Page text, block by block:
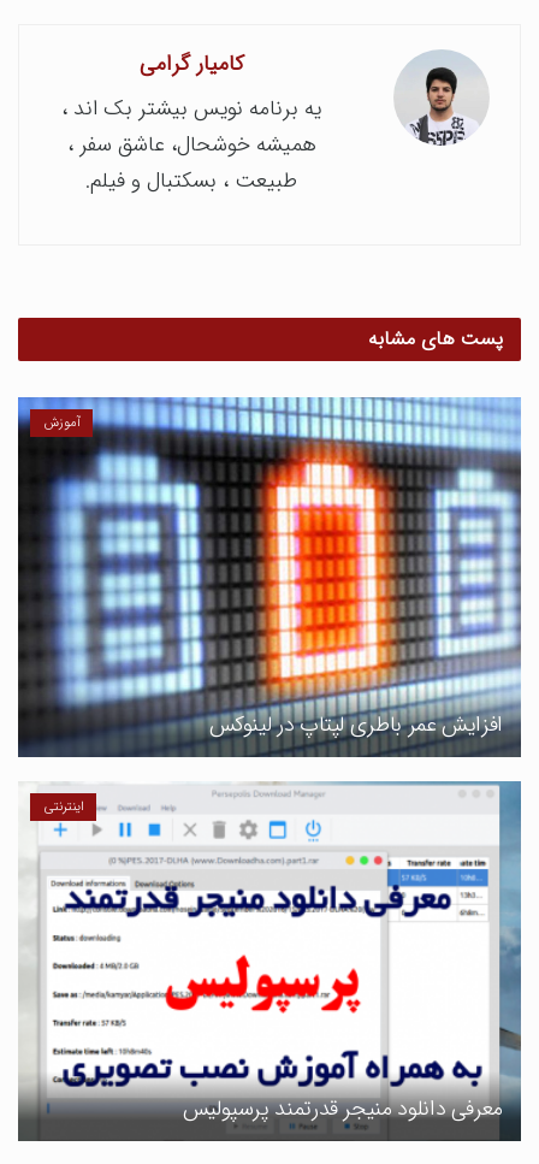
کامیار گرامی
یه برنامه نویس بیشتر بک اند ،
همیشه خوشحال، عاشق سفر ،
طبیعت ، بسکتبال و فیلم.
پست های مشابه
آموزش
افزایش عمر باطری لپتاپ در لینوکس
اینترنتی
معرفی دانلود منیجر قدرتمند پرسپولیس